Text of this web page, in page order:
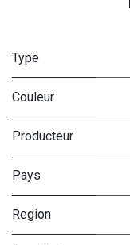
Type
Couleur
Producteur
Pays
Region